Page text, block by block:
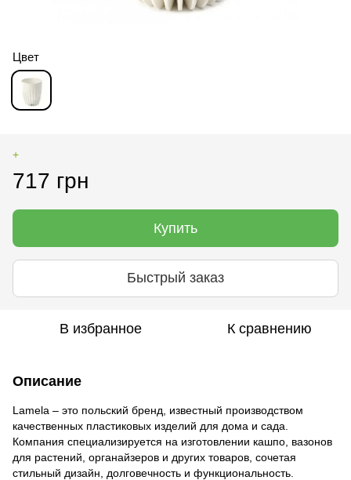
Цвет
+
717 грн
Купить
Быстрый заказ
В избранное К сравнению
Описание
Lamela – это польский бренд, известный производством
качественных пластиковых изделий для дома и сада.
Компания специализируется на изготовлении кашпо, вазонов
для растений, органайзеров и других товаров, сочетая
стильный дизайн, долговечность и функциональность.